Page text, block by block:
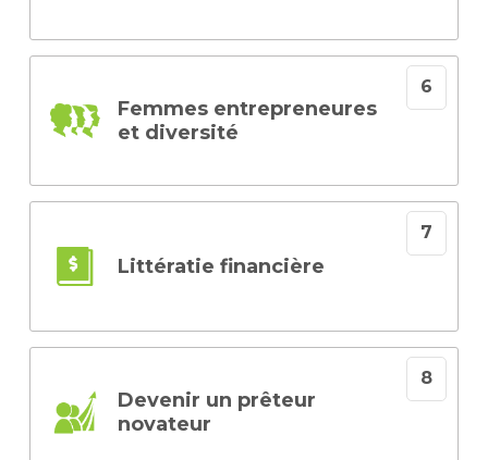
Femmes entrepreneures
et diversité
Littératie financière
Devenir un prêteur
novateur